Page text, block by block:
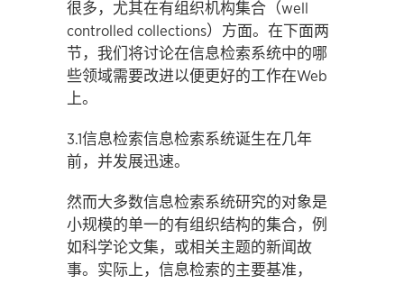
很多，尤其在有组织机构集合（well
controlled collections）方面。在下面两
节，我们将讨论在信息检索系统中的哪
些领域需要改进以便更好的工作在Web
上。
3.1信息检索信息检索系统诞生在几年
前，并发展迅速。
然而大多数信息检索系统研究的对象是
小规模的单一的有组织结构的集合，例
如科学论文集，或相关主题的新闻故
事。实际上，信息检索的主要基准，